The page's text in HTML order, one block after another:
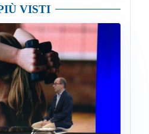
VISTI